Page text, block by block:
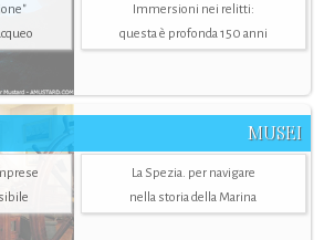
Immersioni nei relitti:
questa è profonda 150 anni
MUSEI
La Spezia. per navigare
nella storia della Marina